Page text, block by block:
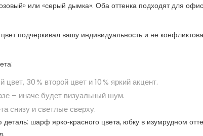
или «серый дымка». Оба оттенка подходят для
подчеркивал вашу индивидуальность и не
30 % второй цвет и 10 % яркий акцент.
– иначе будет визуальный шум.
снизу и светлые сверху.
шарф ярко‑красного цвета, юбку в изумрудном